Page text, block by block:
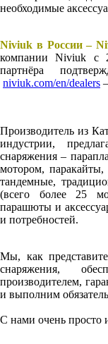
необходимые
Niviuk в России –
компании Niviuk с
партнёра
niviuk.com/en/dealers
Производитель из
индустрии,
снаряжения –
мотором,
тандемные,
(всего более 25
парашюты и
и потребностей.
Мы, как
снаряжения,
производителем,
и выполним
С нами очень просто